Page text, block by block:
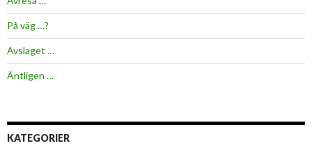
På väg …?
Avslaget …
Äntligen …
KATEGORIER